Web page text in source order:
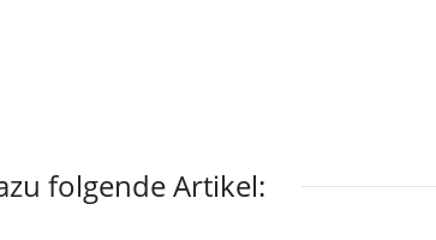
folgende Artikel: